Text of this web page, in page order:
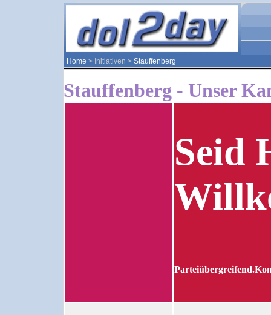
Home > Initiativen > Stauffenberg
Stauffenberg - Unser
Seid